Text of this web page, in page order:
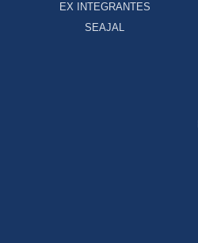
EX INTEGRANTES
SEAJAL